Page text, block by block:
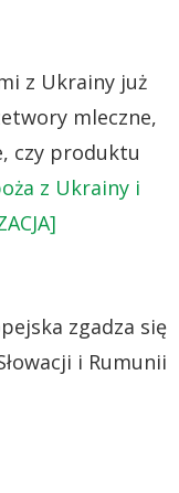
z Ukrainy już
mleczne,
czy produktu
z Ukrainy i
zgadza się
i Rumunii